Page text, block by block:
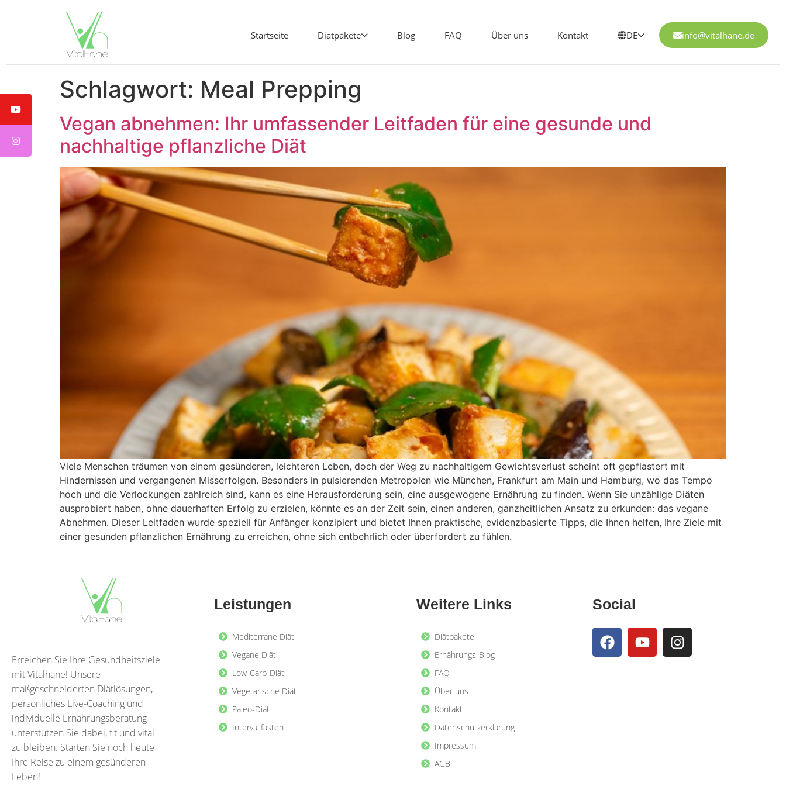
Startseite Diätpakete Blog FAQ Über uns Kontakt DE info@vitalhane.de
Schlagwort: Meal Prepping
Vegan abnehmen: Ihr umfassender Leitfaden für eine gesunde und
nachhaltige pflanzliche Diät
Viele Menschen träumen von einem gesünderen, leichteren Leben, doch der Weg zu nachhaltigem Gewichtsverlust scheint oft gepflastert mit
Hindernissen und vergangenen Misserfolgen. Besonders in pulsierenden Metropolen wie München, Frankfurt am Main und Hamburg, wo das Tempo
hoch und die Verlockungen zahlreich sind, kann es eine Herausforderung sein, eine ausgewogene Ernährung zu finden. Wenn Sie unzählige Diäten
ausprobiert haben, ohne dauerhaften Erfolg zu erzielen, könnte es an der Zeit sein, einen anderen, ganzheitlichen Ansatz zu erkunden: das vegane
Abnehmen. Dieser Leitfaden wurde speziell für Anfänger konzipiert und bietet Ihnen praktische, evidenzbasierte Tipps, die Ihnen helfen, Ihre Ziele mit
einer gesunden pflanzlichen Ernährung zu erreichen, ohne sich entbehrlich oder überfordert zu fühlen.
Erreichen Sie Ihre Gesundheitsziele
mit Vitalhane! Unsere
maßgeschneiderten Diätlösungen,
persönliches Live-Coaching und
individuelle Ernährungsberatung
unterstützen Sie dabei, fit und vital
zu bleiben. Starten Sie noch heute
Ihre Reise zu einem gesünderen
Leben!
Leistungen
Mediterrane Diät
Vegane Diät
Low-Carb-Diät
Vegetarische Diät
Paleo-Diät
Intervallfasten
Weitere Links
Diätpakete
Ernährungs-Blog
FAQ
Über uns
Kontakt
Datenschutzerklärung
Impressum
AGB
Social